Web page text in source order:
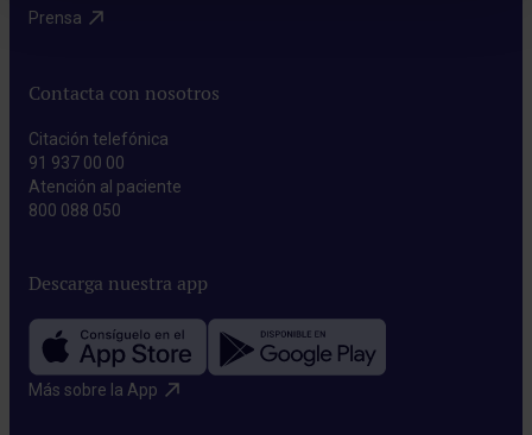
Prensa​
Contacta con nosotros
Citación telefónica
91 937 00 00
Atención al paciente
800 088 050
Descarga nuestra app
Más sobre la App​